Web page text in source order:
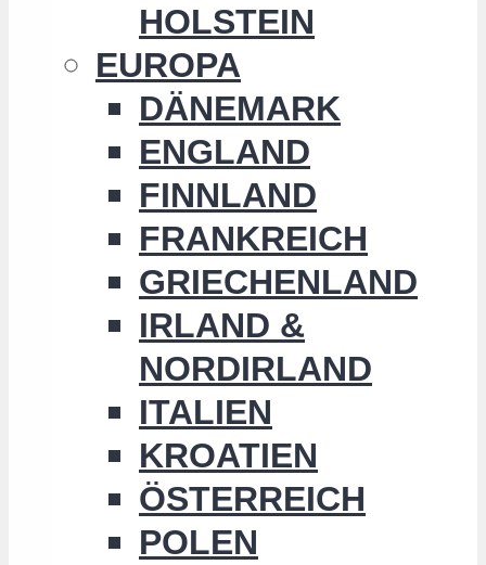
HOLSTEIN
EUROPA
DÄNEMARK
ENGLAND
FINNLAND
FRANKREICH
GRIECHENLAND
IRLAND &
NORDIRLAND
ITALIEN
KROATIEN
ÖSTERREICH
POLEN